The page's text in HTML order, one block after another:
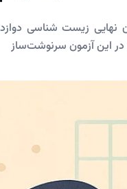
در این آزمون سرنوشت‌ساز